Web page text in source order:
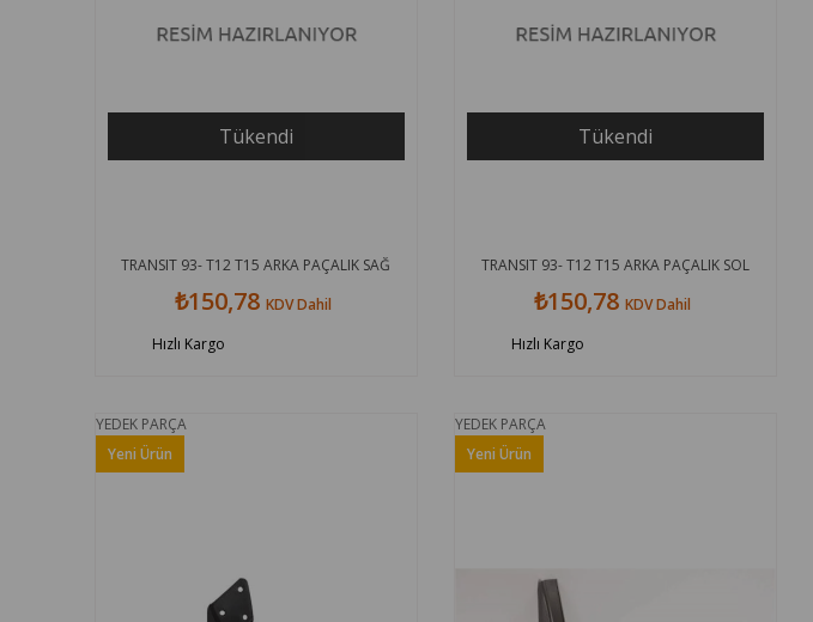
Tükendi
TRANSIT 93- T12 T15 ARKA PAÇALIK SAĞ
₺150,78 KDV Dahil
Hızlı Kargo
Tükendi
TRANSIT 93- T12 T15 ARKA PAÇALIK SOL
₺150,78 KDV Dahil
Hızlı Kargo
YEDEK PARÇA
Yeni Ürün
YEDEK PARÇA
Yeni Ürün